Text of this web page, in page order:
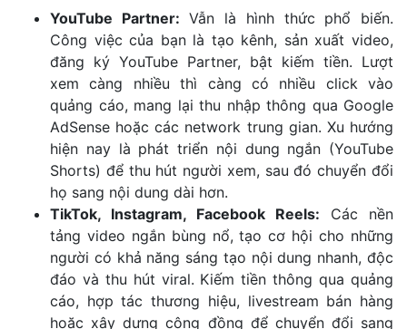
YouTube Partner: Vẫn là hình thức phổ biến.
Công việc của bạn là tạo kênh, sản xuất video,
đăng ký YouTube Partner, bật kiếm tiền. Lượt
xem càng nhiều thì càng có nhiều click vào
quảng cáo, mang lại thu nhập thông qua Google
AdSense hoặc các network trung gian. Xu hướng
hiện nay là phát triển nội dung ngắn (YouTube
Shorts) để thu hút người xem, sau đó chuyển đổi
họ sang nội dung dài hơn.
TikTok, Instagram, Facebook Reels: Các nền
tảng video ngắn bùng nổ, tạo cơ hội cho những
người có khả năng sáng tạo nội dung nhanh, độc
đáo và thu hút viral. Kiếm tiền thông qua quảng
cáo, hợp tác thương hiệu, livestream bán hàng
hoặc xây dựng cộng đồng để chuyển đổi sang